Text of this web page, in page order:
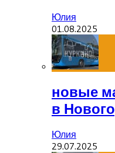
Юлия
01.08.2025
новые
в
Юлия
29.07.2025